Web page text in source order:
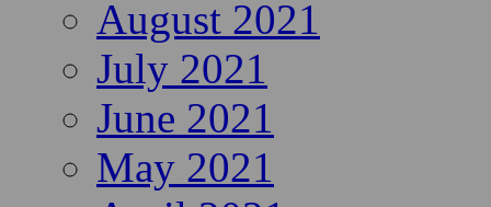
August 2021
July 2021
June 2021
May 2021